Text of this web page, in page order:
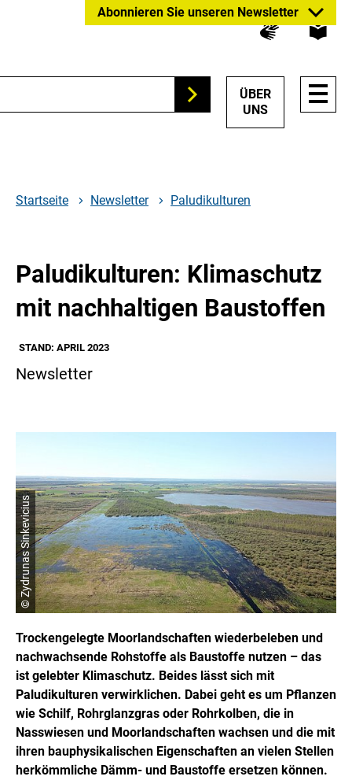
Hauptnavigation
Abonnieren Sie unseren Newsletter
Suchen
ÜBER
UNS
Startseite Newsletter Paludikulturen
Paludikulturen: Klimaschutz
mit nachhaltigen Baustoffen
STAND: APRIL 2023
Newsletter
© Zydrunas Sinkevicius
Trockengelegte Moorlandschaften wiederbeleben und
nachwachsende Rohstoffe als Baustoffe nutzen – das
ist gelebter Klimaschutz. Beides lässt sich mit
Paludikulturen verwirklichen. Dabei geht es um Pflanzen
wie Schilf, Rohrglanzgras oder Rohrkolben, die in
Nasswiesen und Moorlandschaften wachsen und die mit
ihren bauphysikalischen Eigenschaften an vielen Stellen
herkömmliche Dämm- und Baustoffe ersetzen können.